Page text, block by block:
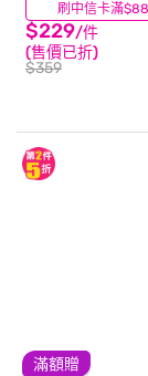
刷中信卡滿
$229/件
(售價已折)
$359
滿額贈